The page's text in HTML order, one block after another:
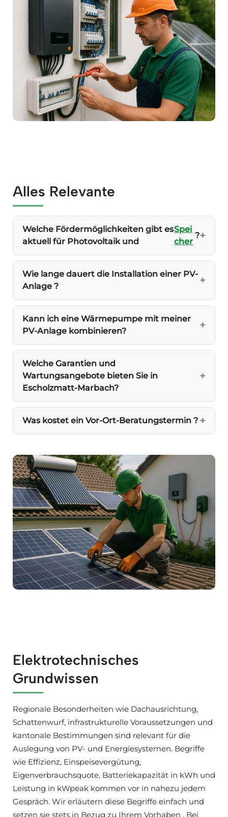
Alles Relevante
Welche Fördermöglichkeiten gibt es
aktuell für Photovoltaik und
Spei
cher
?
Wie lange dauert die Installation einer PV-
Anlage ?
Kann ich eine Wärmepumpe mit meiner
PV-Anlage kombinieren?
Welche Garantien und
Wartungsangebote bieten Sie in
Escholzmatt-Marbach?
Was kostet ein Vor-Ort-Beratungstermin ?
Elektrotechnisches
Grundwissen
Regionale Besonderheiten wie Dachausrichtung,
Schattenwurf, infrastrukturelle Voraussetzungen und
kantonale Bestimmungen sind relevant für die
Auslegung von PV- und Energiesystemen. Begriffe
wie Effizienz, Einspeisevergütung,
Eigenverbrauchsquote, Batteriekapazität in kWh und
Leistung in kWpeak kommen vor in nahezu jedem
Gespräch. Wir erläutern diese Begriffe einfach und
setzen sie stets in Bezug zu Ihrem Vorhaben . Bei